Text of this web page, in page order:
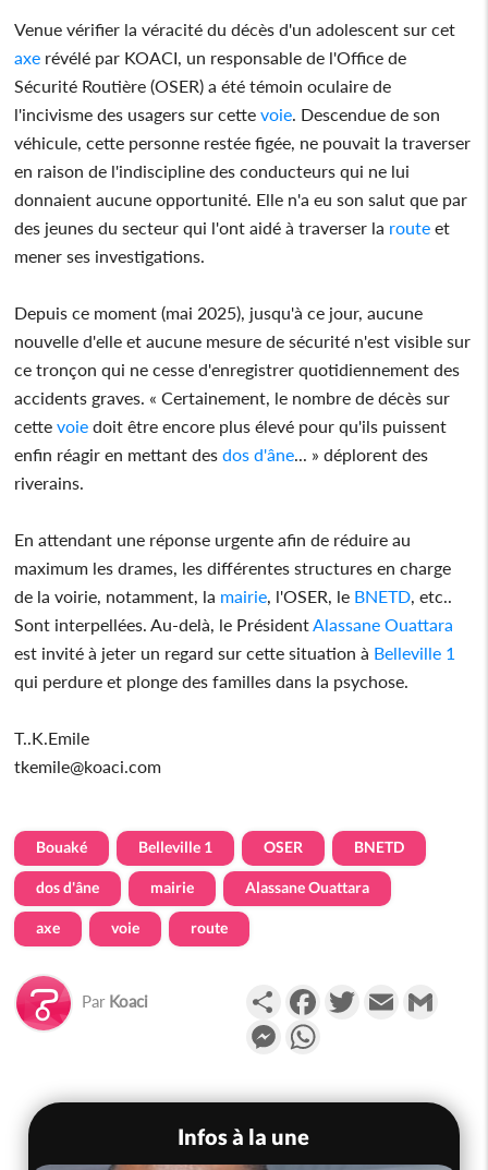
Venue vérifier la véracité du décès d'un adolescent sur cet
axe révélé par KOACI, un responsable de l'Office de
Sécurité Routière (OSER) a été témoin oculaire de
l'incivisme des usagers sur cette voie . Descendue de son
véhicule, cette personne restée figée, ne pouvait la traverser
en raison de l'indiscipline des conducteurs qui ne lui
donnaient aucune opportunité. Elle n'a eu son salut que par
des jeunes du secteur qui l'ont aidé à traverser la route et
mener ses investigations.
Depuis ce moment (mai 2025), jusqu'à ce jour, aucune
nouvelle d'elle et aucune mesure de sécurité n'est visible sur
ce tronçon qui ne cesse d'enregistrer quotidiennement des
accidents graves. « Certainement, le nombre de décès sur
cette voie doit être encore plus élevé pour qu'ils puissent
enfin réagir en mettant des dos d'âne ... » déplorent des
riverains.
En attendant une réponse urgente afin de réduire au
maximum les drames, les différentes structures en charge
de la voirie, notamment, la mairie , l'OSER, le BNETD , etc..
Sont interpellées. Au-delà, le Président Alassane Ouattara
est invité à jeter un regard sur cette situation à Belleville 1
qui perdure et plonge des familles dans la psychose.
T..K.Emile
tkemile@koaci.com
Bouaké Belleville 1 OSER BNETD
dos d'âne mairie Alassane Ouattara
axe voie route
Par Koaci PartagerFacebookTwitterEmail
Messenger
Infos à la une